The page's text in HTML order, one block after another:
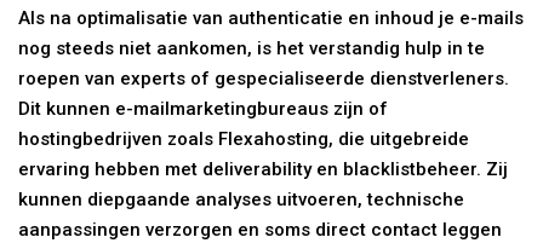
Als na optimalisatie van authenticatie en inhoud je e-mails
nog steeds niet aankomen, is het verstandig hulp in te
roepen van experts of gespecialiseerde dienstverleners.
Dit kunnen e-mailmarketingbureaus zijn of
hostingbedrijven zoals Flexahosting, die uitgebreide
ervaring hebben met deliverability en blacklistbeheer. Zij
kunnen diepgaande analyses uitvoeren, technische
aanpassingen verzorgen en soms direct contact leggen